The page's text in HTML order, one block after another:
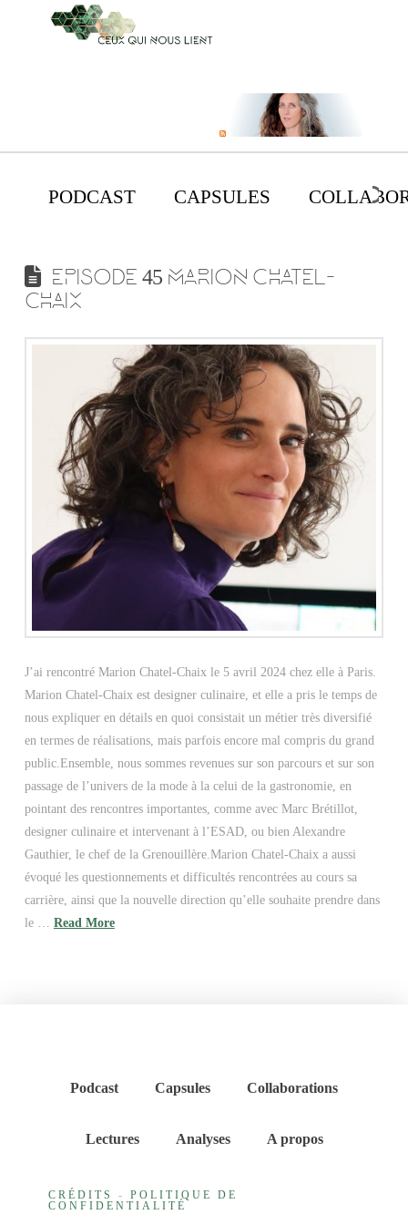
PODCAST CAPSULES
EPISODE 45 MARION CHATEL-
CHAIX
J’ai rencontré Marion Chatel-Chaix le 5 avril 2024 chez elle à Paris.
Marion Chatel-Chaix est designer culinaire, et elle a pris le temps de
nous expliquer en détails en quoi consistait un métier très diversifié
en termes de réalisations, mais parfois encore mal compris du grand
public.Ensemble, nous sommes revenues sur son parcours et sur son
passage de l’univers de la mode à la celui de la gastronomie, en
pointant des rencontres importantes, comme avec Marc Brétillot,
designer culinaire et intervenant à l’ESAD, ou bien Alexandre
Gauthier, le chef de la Grenouillère.Marion Chatel-Chaix a aussi
évoqué les questionnements et difficultés rencontrées au cours sa
carrière, ainsi que la nouvelle direction qu’elle souhaite prendre dans
le … Read More
Podcast Capsules Collaborations
Lectures Analyses A propos
CRÉDITS -POLITIQUE DE
CONFIDENTIALITÉ